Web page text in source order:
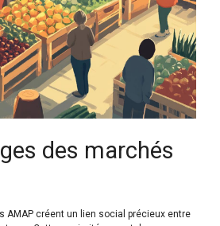
des marchés
AMAP créent un lien social précieux entre